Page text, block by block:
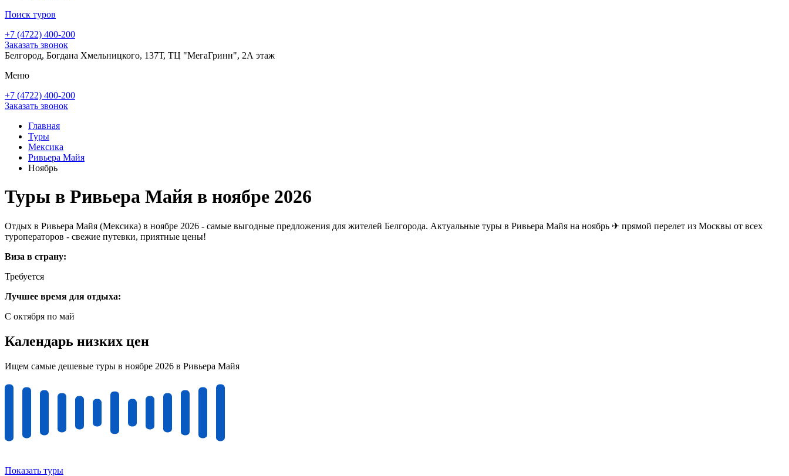
Поиск туров
+7 (4722) 400-200
Заказать звонок
Белгород, Богдана Хмельницкого, 137Т, ТЦ "МегаГринн", 2А этаж
Меню
+7 (4722) 400-200
Заказать звонок
Главная
Туры
Мексика
Ривьера Майя
Ноябрь
Туры в Ривьера Майя в ноябре 2026
Отдых в Ривьера Майя (Мексика) в ноябре 2026 - самые выгодные предложения для жителей Белгорода. Актуальные туры в Ривьера Майя на ноябрь ✈ прямой перелет из Москвы от всех
туроператоров - свежие путевки, приятные цены!
Виза в страну:
Требуется
Лучшее время для отдыха:
С октября по май
Календарь низких цен
Ищем самые дешевые туры в ноябре 2026 в Ривьера Майя
Показать туры